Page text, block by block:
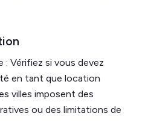
: Vérifiez si vous devez
en tant que location
villes imposent des
ou des limitations de